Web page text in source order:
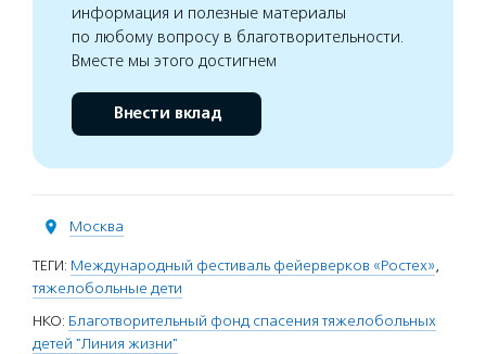
информация и полезные материалы
по любому вопросу в благотворительности.
Вместе мы этого достигнем
Внести вклад
Москва
ТЕГИ: Международный фестиваль фейерверков «Ростех»,
тяжелобольные дети
НКО: Благотворительный фонд спасения тяжелобольных
детей "Линия жизни"